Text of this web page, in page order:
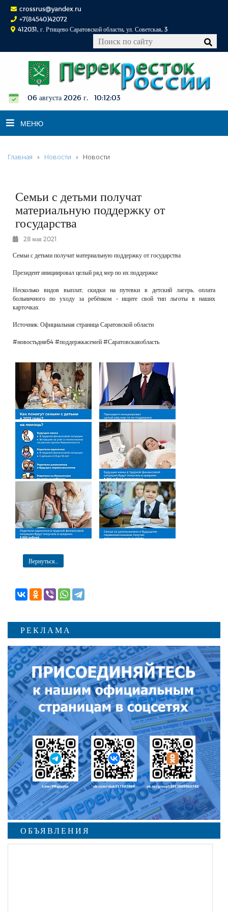
crossrus@yandex.ru
+7(84540)42072
412031, г. Ртищево Саратовской области, ул. Советская, 3
06 августа 2026 г. 10:12:04
МЕНЮ
НОВОСТИ
К СВЕДЕНИЮ
КОНКУРСЫ
ФОТОРЕПОРТАЖИ
РЕКЛАМОДАТЕЛЯМ
ОБЪЯВЛЕНИЯ
КОНТАКТЫ
Главная Новости Новости
Семьи с детьми получат
материальную поддержку от
государства
28 мая 2021
Семьи с детьми получат материальную поддержку от государства
Президент инициировал целый ряд мер по их поддержке
Несколько видов выплат, скидки на путевки в детский лагерь, оплата
больничного по уходу за ребёнком - ищите свой тип льготы в наших
карточках
Источник: Официальная страница Саратовской области
#новостьдня64 #поддержкасемей #Саратовскаяобласть
Вернуться...
РЕКЛАМА
ОБЪЯВЛЕНИЯ